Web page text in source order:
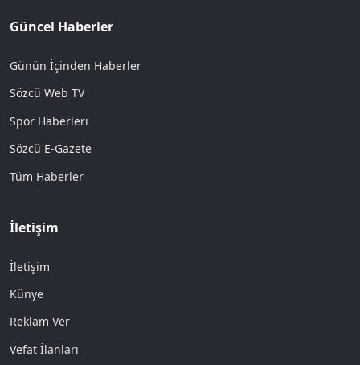
Güncel Haberler
Günün İçinden Haberler
Sözcü Web TV
Spor Haberleri
Sözcü E-Gazete
Tüm Haberler
İletişim
İletişim
Künye
Reklam Ver
Vefat İlanları